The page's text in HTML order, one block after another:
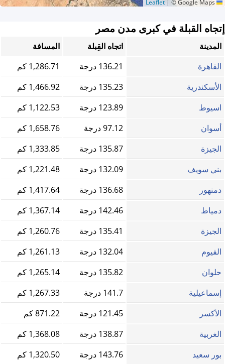
© Google Maps
إتجاه القبلة في كبرى مدن مصر
المدينة اتجاه القِبلة
المسافة
القاهرة
136.21 درجة
1,286.71 كم
الأسكندرية
135.23 درجة
1,466.92 كم
اسيوط
123.89 درجة
1,122.53 كم
أسوان
97.12 درجة
1,658.76 كم
الجيزة
135.87 درجة
1,333.85 كم
بني سويف
132.09 درجة
1,221.48 كم
دمنهور
136.68 درجة
1,417.64 كم
دمياط
142.46 درجة
1,367.14 كم
الجيزة
135.41 درجة
1,260.76 كم
الفيوم
132.04 درجة
1,261.13 كم
حلوان
135.82 درجة
1,265.14 كم
إسماعيلية
141.7 درجة
1,267.33 كم
الأكسر
121.45 درجة
871.22 كم
الغربية
138.87 درجة
1,368.08 كم
بور سعيد
143.76 درجة
1,320.50 كم